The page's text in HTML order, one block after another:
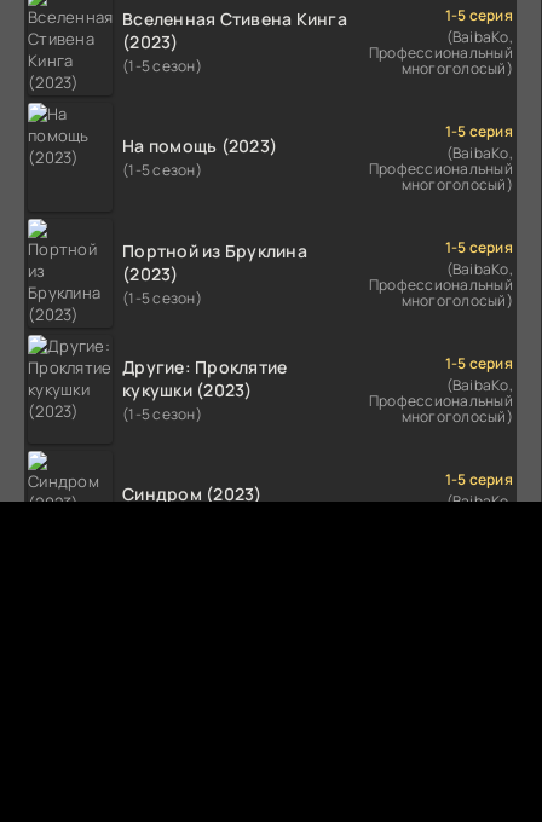
Вселенная Стивена Кинга
(2023)
(1-5 сезон)
1-5 серия
(BaibaKo,
Профессиональный
многоголосый)
На помощь (2023)
(1-5 сезон)
1-5 серия
(BaibaKo,
Профессиональный
многоголосый)
Портной из Бруклина
(2023)
(1-5 сезон)
1-5 серия
(BaibaKo,
Профессиональный
многоголосый)
Другие: Проклятие
кукушки (2023)
(1-5 сезон)
1-5 серия
(BaibaKo,
Профессиональный
многоголосый)
Синдром (2023)
1-5 серия
(BaibaKo,